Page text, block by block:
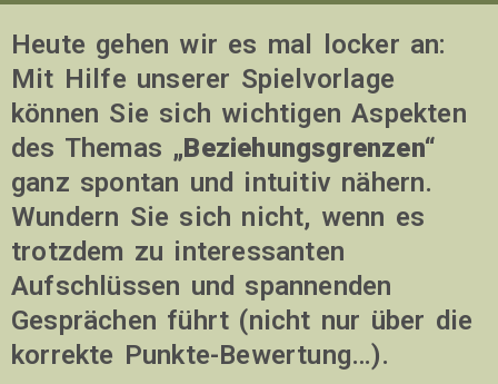
Heute gehen wir es mal locker an:
Mit Hilfe unserer Spielvorlage
können Sie sich wichtigen Aspekten
des Themas „Beziehungsgrenzen“
ganz spontan und intuitiv nähern.
Wundern Sie sich nicht, wenn es
trotzdem zu interessanten
Aufschlüssen und spannenden
Gesprächen führt (nicht nur über die
korrekte Punkte-Bewertung…).